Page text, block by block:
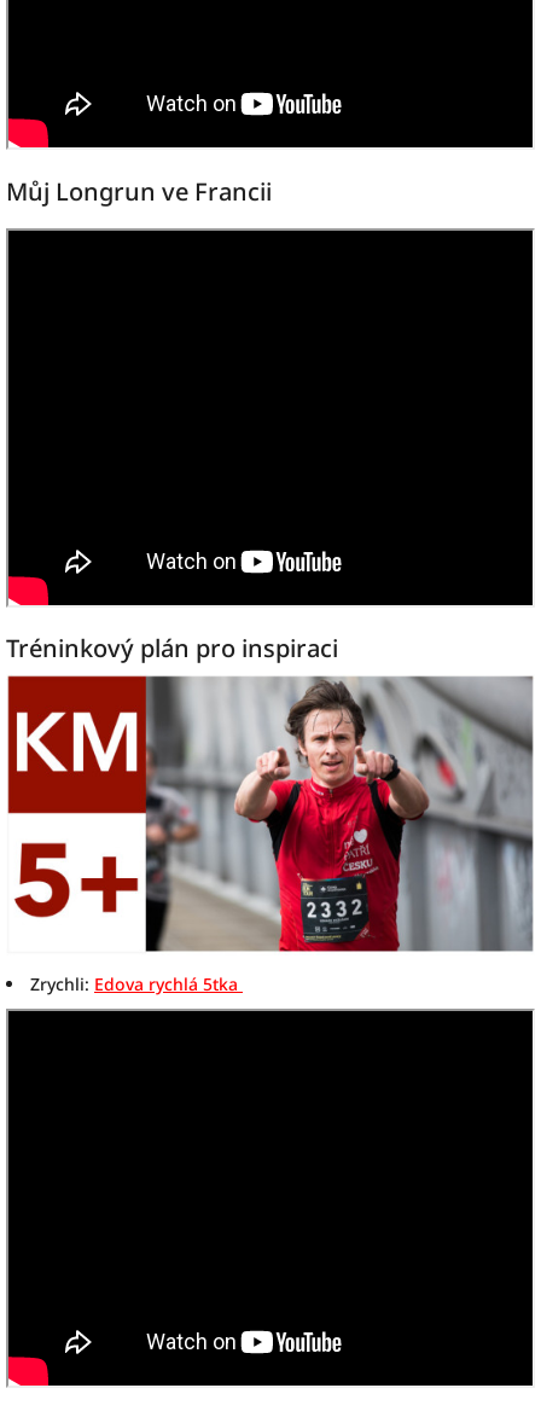
Můj Longrun ve Francii
Tréninkový plán pro inspiraci
Zrychli: Edova rychlá 5tka